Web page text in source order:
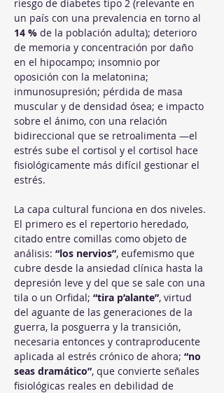
riesgo de diabetes tipo 2 (relevante en
un país con una prevalencia en torno al
14 % de la población adulta); deterioro
de memoria y concentración por daño
en el hipocampo; insomnio por
oposición con la melatonina;
inmunosupresión; pérdida de masa
muscular y de densidad ósea; e impacto
sobre el ánimo, con una relación
bidireccional que se retroalimenta —el
estrés sube el cortisol y el cortisol hace
fisiológicamente más difícil gestionar el
estrés.
La capa cultural funciona en dos niveles.
El primero es el repertorio heredado,
citado entre comillas como objeto de
análisis: “los nervios”, eufemismo que
cubre desde la ansiedad clínica hasta la
depresión leve y del que se sale con una
tila o un Orfidal; “tira p’alante”, virtud
del aguante de las generaciones de la
guerra, la posguerra y la transición,
necesaria entonces y contraproducente
aplicada al estrés crónico de ahora; “no
seas dramático”, que convierte señales
fisiológicas reales en debilidad de